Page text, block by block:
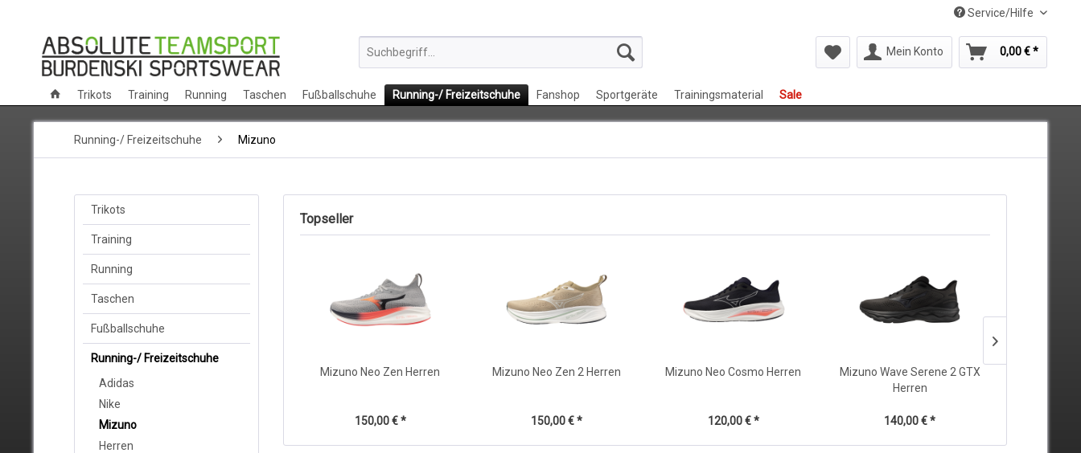
Service/Hilfe
Mein Konto 0,00 € *
Trikots Training Running Taschen Fußballschuhe Running-/ Freizeitschuhe Fanshop Sportgeräte Trainingsmaterial Sale
Running-/ Freizeitschuhe Mizuno
Trikots
Training
Running
Taschen
Fußballschuhe
Running-/ Freizeitschuhe
Adidas
Nike
Mizuno
Herren
Topseller
Mizuno Neo Zen Herren
150,00 € *
Mizuno Neo Zen 2 Herren
150,00 € *
Mizuno Neo Cosmo Herren
120,00 € *
Mizuno Wave Serene 2 GTX
Herren
140,00 € *